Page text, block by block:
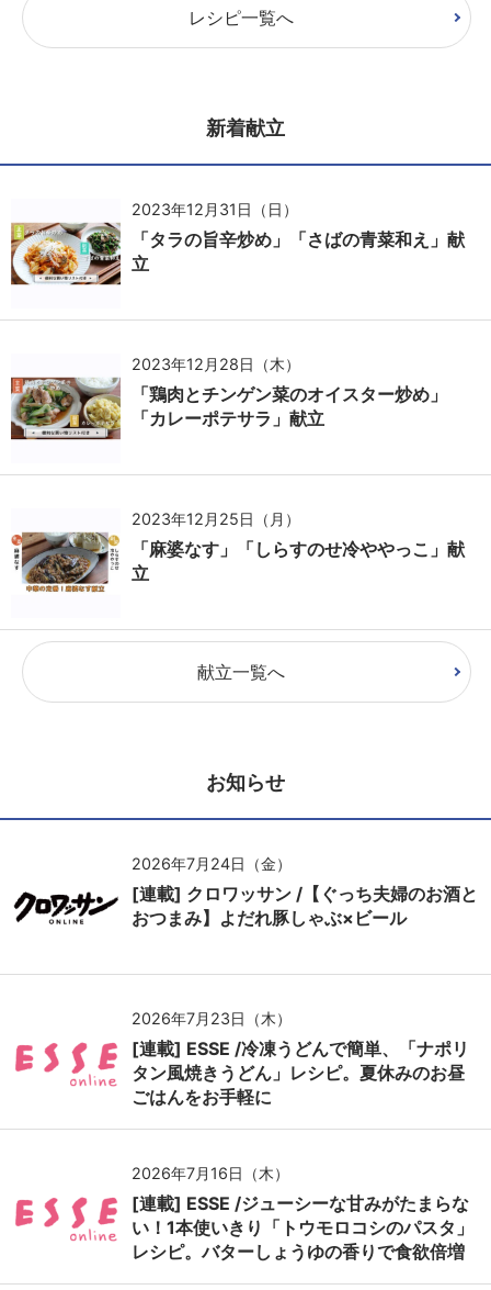
レシピ一覧へ
新着献立
2023年12月31日（日）
「タラの旨辛炒め」「さばの青菜和え」献
立
2023年12月28日（木）
「鶏肉とチンゲン菜のオイスター炒め」
「カレーポテサラ」献立
2023年12月25日（月）
「麻婆なす」「しらすのせ冷ややっこ」献
立
献立一覧へ
お知らせ
2026年7月24日（金）
[連載] クロワッサン /【ぐっち夫婦のお酒と
おつまみ】よだれ豚しゃぶ×ビール
2026年7月23日（木）
[連載] ESSE /冷凍うどんで簡単、「ナポリ
タン風焼きうどん」レシピ。夏休みのお昼
ごはんをお手軽に
2026年7月16日（木）
[連載] ESSE /ジューシーな甘みがたまらな
い！1本使いきり「トウモロコシのパスタ」
レシピ。バターしょうゆの香りで食欲倍増